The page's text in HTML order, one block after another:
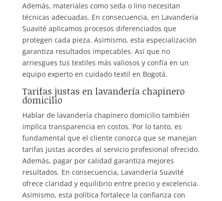
Además, materiales como seda o lino necesitan
técnicas adecuadas. En consecuencia, en Lavandería
Suavité aplicamos procesos diferenciados que
protegen cada pieza. Asimismo, esta especialización
garantiza resultados impecables. Así que no
arriesgues tus textiles más valiosos y confía en un
equipo experto en cuidado textil en Bogotá.
Tarifas justas en lavandería chapinero
domicilio
Hablar de lavandería chapinero domicilio también
implica transparencia en costos. Por lo tanto, es
fundamental que el cliente conozca que se manejan
tarifas justas acordes al servicio profesional ofrecido.
Además, pagar por calidad garantiza mejores
resultados. En consecuencia, Lavandería Suavité
ofrece claridad y equilibrio entre precio y excelencia.
Asimismo, esta política fortalece la confianza con